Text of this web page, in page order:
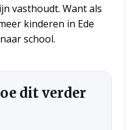
vasthoudt. Want als
kinderen in Ede
school.
dit verder